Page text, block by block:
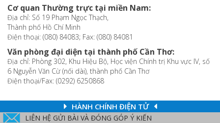
Cơ quan Thường trực tại miền Nam:
Địa chỉ: Số 19 Phạm Ngọc Thạch,
Thành phố Hồ Chí Minh
Điện thoại: (080) 84083; Fax: (080) 84081
Văn phòng đại diện tại thành phố Cần Thơ:
Địa chỉ: Phòng 302, Khu Hiệu Bộ, Học viện Chính trị Khu vực IV, số
6 Nguyễn Văn Cừ (nối dài), thành phố Cần Thơ
Điện thoại/Fax: (0292) 6250868
HÀNH CHÍNH ĐIỆN TỬ
LIÊN HỆ GỬI BÀI VÀ ĐÓNG GÓP Ý KIẾN